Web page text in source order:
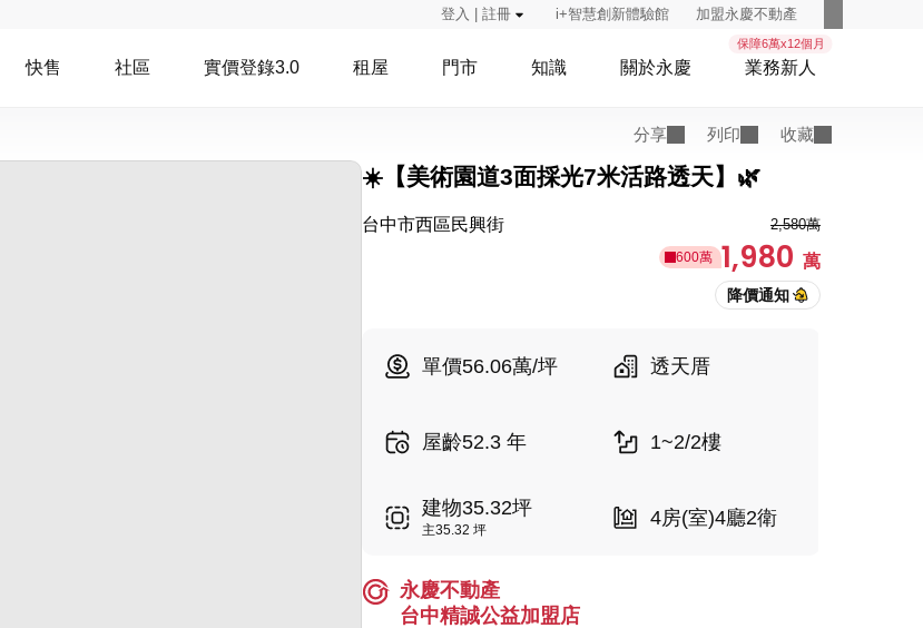
登入 | 註冊 i+智慧創新體驗館 加盟永慶不動產
快售 社區 實價登錄3.0 租屋 門市 知識 關於永慶
保障6萬x12個月
業務新人
分享 列印 收藏
☀️【美術園道3面採光7米活路透天】🌿
台中市西區民興街 2,580萬
600萬 1,980 萬
單價56.06萬/坪 透天厝
屋齡52.3 年 1~2/2樓
建物35.32坪
主35.32 坪
4房(室)4廳2衛
永慶不動產
台中精誠公益加盟店